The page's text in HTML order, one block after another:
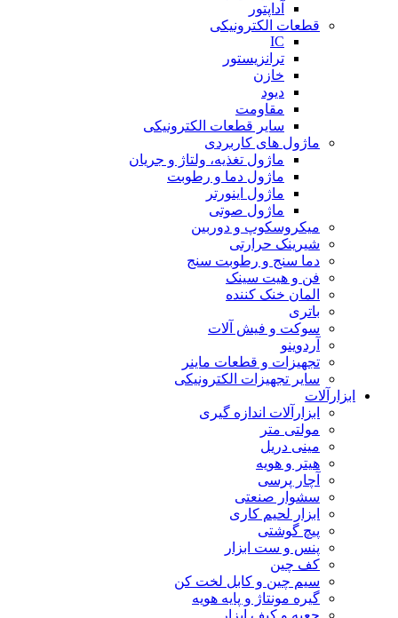
آداپتور
قطعات الکترونیکی
IC
ترانزیستور
خازن
دیود
مقاومت
سایر قطعات الکترونیکی
ماژول های کاربردی
ماژول تغذیه، ولتاژ و جریان
ماژول دما و رطوبت
ماژول اینورتر
ماژول صوتی
میکروسکوپ و دوربین
شیرینک حرارتی
دما سنج و رطوبت سنج
فن و هیت سینک
المان خنک کننده
باتری
سوکت و فیش آلات
آردوینو
تجهیزات و قطعات ماینر
سایر تجهیزات الکترونیکی
ابزارآلات
ابزارآلات اندازه گیری
مولتی متر
مینی دریل
هیتر و هویه
آچار پرسی
سشوار صنعتی
ابزار لحیم کاری
پیچ گوشتی
پنس و ست ابزار
کف چین
سیم چین و کابل لخت کن
گیره مونتاژ و پایه هویه
جعبه و کیف ابزار